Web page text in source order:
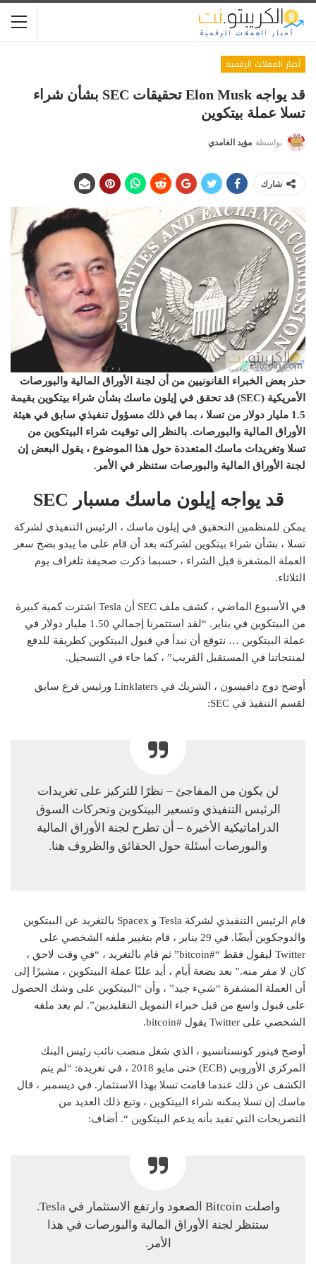
أخبار العملات الرقمية
قد يواجه Elon Musk تحقيقات SEC بشأن شراء
تسلا عملة بيتكوين
بواسطة مؤيد الغامدي
شارك
حذر بعض الخبراء القانونيين من أن لجنة الأوراق المالية والبورصات
الأمريكية (SEC) قد تحقق في إيلون ماسك بشأن شراء بيتكوين بقيمة
1.5 مليار دولار من تسلا ، بما في ذلك مسؤول تنفيذي سابق في هيئة
الأوراق المالية والبورصات. بالنظر إلى توقيت شراء البيتكوين من
تسلا وتغريدات ماسك المتعددة حول هذا الموضوع ، يقول البعض إن
لجنة الأوراق المالية والبورصات ستنظر في الأمر.
قد يواجه إيلون ماسك مسبار SEC
يمكن للمنظمين التحقيق في إيلون ماسك ، الرئيس التنفيذي لشركة
تسلا ، بشأن شراء بيتكوين لشركته بعد أن قام على ما يبدو بضخ سعر
العملة المشفرة قبل الشراء ، حسبما ذكرت صحيفة تلغراف يوم
الثلاثاء.
في الأسبوع الماضي ، كشف ملف SEC أن Tesla اشترت كمية كبيرة
من البيتكوين في يناير. “لقد استثمرنا إجمالي 1.50 مليار دولار في
عملة البيتكوين … نتوقع أن نبدأ في قبول البيتكوين كطريقة للدفع
لمنتجاتنا في المستقبل القريب” ، كما جاء في التسجيل.
أوضح دوج دافيسون ، الشريك في Linklaters ورئيس فرع سابق
لقسم التنفيذ في SEC:
لن يكون من المفاجئ – نظرًا للتركيز على تغريدات
الرئيس التنفيذي وتسعير البيتكوين وتحركات السوق
الدراماتيكية الأخيرة – أن تطرح لجنة الأوراق المالية
والبورصات أسئلة حول الحقائق والظروف هنا.
قام الرئيس التنفيذي لشركة Tesla و Spacex بالتغريد عن البيتكوين
والدوجكوين أيضًا. في 29 يناير ، قام بتغيير ملفه الشخصي على
Twitter ليقول فقط “#bitcoin” ثم قام بالتغريد ، “في وقت لاحق ،
كان لا مفر منه.” بعد بضعة أيام ، أيد علنًا عملة البيتكوين ، مشيرًا إلى
أن العملة المشفرة “شيء جيد” ، وأن “البيتكوين على وشك الحصول
على قبول واسع من قبل خبراء التمويل التقليديين”. لم يعد ملفه
الشخصي على Twitter يقول #bitcoin.
أوضح فيتور كونستانسيو ، الذي شغل منصب نائب رئيس البنك
المركزي الأوروبي (ECB) حتى مايو 2018 ، في تغريدة: “لم يتم
الكشف عن ذلك عندما قامت تسلا بهذا الاستثمار. في ديسمبر ، قال
ماسك إن تسلا يمكنه شراء البيتكوين ، وتبع ذلك العديد من
التصريحات التي تفيد بأنه يدعم البيتكوين “. أضاف:
واصلت Bitcoin الصعود وارتفع الاستثمار في Tesla.
ستنظر لجنة الأوراق المالية والبورصات في هذا
الأمر.